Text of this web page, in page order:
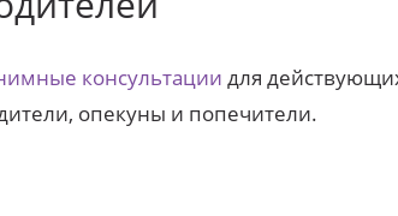
консультации для
опекуны и попечители.